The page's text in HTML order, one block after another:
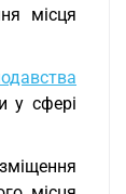
місця
у сфері